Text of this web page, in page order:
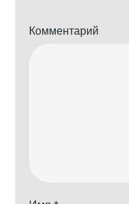
Комментарий